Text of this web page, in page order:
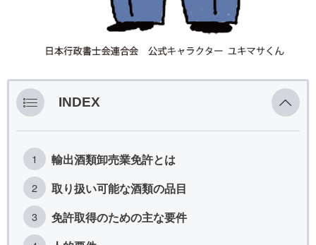
INDEX
輸出酒類卸売業免許とは
取り扱い可能な酒類の品目
免許取得のための主な要件